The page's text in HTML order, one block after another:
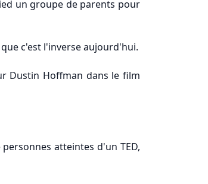
un groupe de parents pour
c'est l'inverse aujourd'hui.
Dustin Hoffman dans le film
atteintes d'un TED,